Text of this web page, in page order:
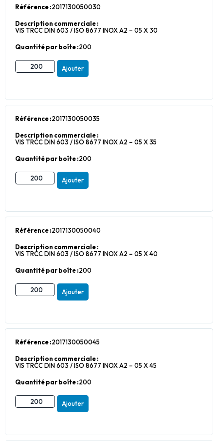
Référence :2017130050030
Description commerciale :
VIS TRCC DIN 603 / ISO 8677 INOX A2 – 05 X 30
Quantité par boîte :200
Ajouter
Référence :2017130050035
Description commerciale :
VIS TRCC DIN 603 / ISO 8677 INOX A2 – 05 X 35
Quantité par boîte :200
Ajouter
Référence :2017130050040
Description commerciale :
VIS TRCC DIN 603 / ISO 8677 INOX A2 – 05 X 40
Quantité par boîte :200
Ajouter
Référence :2017130050045
Description commerciale :
VIS TRCC DIN 603 / ISO 8677 INOX A2 – 05 X 45
Quantité par boîte :200
Ajouter